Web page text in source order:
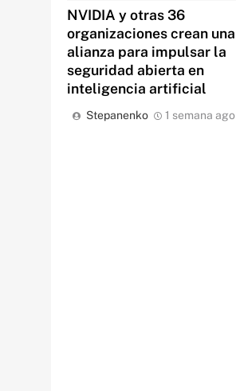
NVIDIA y otras 36
organizaciones crean una
alianza para impulsar la
seguridad abierta en
inteligencia artificial
Stepanenko 1 semana ago